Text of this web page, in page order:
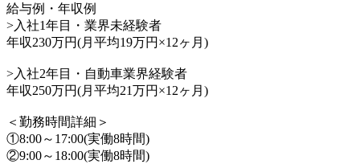
給与例・年収例
>入社1年目・業界未経験者
年収230万円(月平均19万円×12ヶ月)
>入社2年目・自動車業界経験者
年収250万円(月平均21万円×12ヶ月)
＜勤務時間詳細＞
①8:00～17:00(実働8時間)
②9:00～18:00(実働8時間)